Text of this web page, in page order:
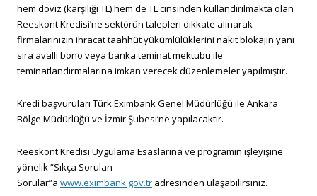
hem döviz (karşılığı TL) hem de TL cinsinden kullandırılmakta olan
Reeskont Kredisi’ne sektörün talepleri dikkate alınarak
firmalarınızın ihracat taahhüt yükümlülüklerini nakit blokajın yanı
sıra avalli bono veya banka teminat mektubu ile
teminatlandırmalarına imkan verecek düzenlemeler yapılmıştır.
Kredi başvuruları Türk Eximbank Genel Müdürlüğü ile Ankara
Bölge Müdürlüğü ve İzmir Şubesi’ne yapılacaktır.
Reeskont Kredisi Uygulama Esaslarına ve programın işleyişine
yönelik “Sıkça Sorulan
Sorular”a www.eximbank.gov.tr adresinden ulaşabilirsiniz.